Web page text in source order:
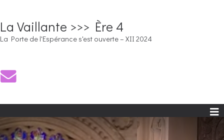
La Vaillante >>> Ère 4
La Porte de l'Espérance s'est ouverte – XII 2024